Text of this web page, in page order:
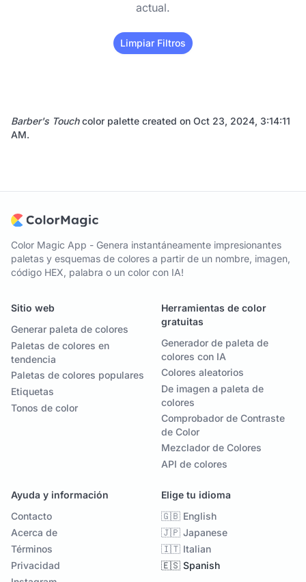
actual.
Limpiar Filtros
Barber's Touchcolor palette created on Oct 23, 2024, 3:14:11
AM.
Color Magic App - Genera instantáneamente impresionantes
paletas y esquemas de colores a partir de un nombre, imagen,
código HEX, palabra o un color con IA!
Sitio web
Generar paleta de colores
Paletas de colores en
tendencia
Paletas de colores populares
Etiquetas
Tonos de color
Herramientas de color
gratuitas
Generador de paleta de
colores con IA
Colores aleatorios
De imagen a paleta de
colores
Comprobador de Contraste
de Color
Mezclador de Colores
API de colores
Ayuda y información
Contacto
Acerca de
Términos
Privacidad
Elige tu idioma
🇬🇧 English
🇯🇵 Japanese
🇮🇹 Italian
🇪🇸 Spanish